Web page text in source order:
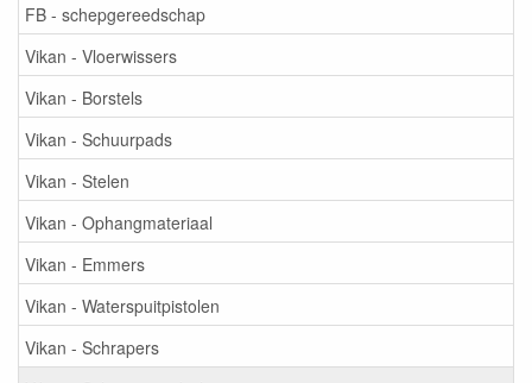
FB - schepgereedschap
Vikan - Vloerwissers
Vikan - Borstels
Vikan - Schuurpads
Vikan - Stelen
Vikan - Ophangmateriaal
Vikan - Emmers
Vikan - Waterspuitpistolen
Vikan - Schrapers